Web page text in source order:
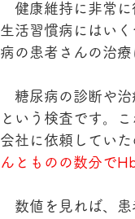
健康維持に非常に
生活習慣病にはい
病の患者さんの治療
糖尿病の診断や治
という検査です。
会社に依頼してい
んとものの数分で
数値を見れば、患